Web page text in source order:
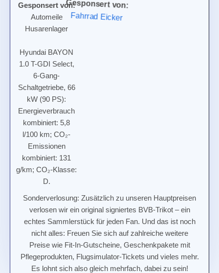
Gesponsert von:
Automeile
Husarenlager
Hyundai BAYON
1.0 T-GDI Select,
6-Gang-
Schaltgetriebe, 66
kW (90 PS):
Energieverbrauch
kombiniert: 5,8
l/100 km; CO₂-
Emissionen
kombiniert: 131
g/km; CO₂-Klasse:
D.
Sonderverlosung: Zusätzlich zu unseren Hauptpreisen
verlosen wir ein original signiertes BVB-Trikot – ein
echtes Sammlerstück für jeden Fan. Und das ist noch
nicht alles: Freuen Sie sich auf zahlreiche weitere
Preise wie Fit-In-Gutscheine, Geschenkpakete mit
Pflegeprodukten, Flugsimulator-Tickets und vieles mehr.
Es lohnt sich also gleich mehrfach, dabei zu sein!